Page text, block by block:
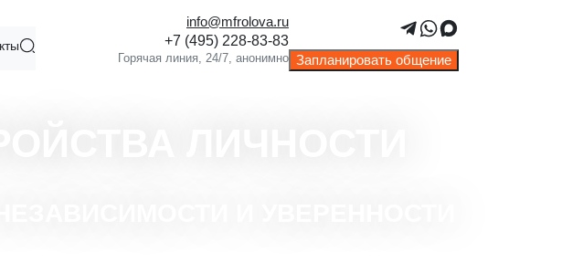
info@mfrolova.ru
Запланировать общение